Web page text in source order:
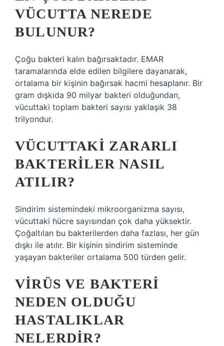
VÜCUTTA NEREDE
BULUNUR?
Çoğu bakteri kalın bağırsaktadır. EMAR
taramalarında elde edilen bilgilere dayanarak,
ortalama bir kişinin bağırsak hacmi hesaplanır. Bir
gram dışkıda 90 milyar bakteri olduğundan,
vücuttaki toplam bakteri sayısı yaklaşık 38
trilyondur.
VÜCUTTAKI ZARARLI
BAKTERILER NASIL
ATILIR?
Sindirim sistemindeki mikroorganizma sayısı,
vücuttaki hücre sayısından çok daha yüksektir.
Çoğaltılan bu bakterilerden daha fazlası, her gün
dışkı ile atılır. Bir kişinin sindirim sisteminde
yaşayan bakteriler ortalama 500 türden gelir.
VIRÜS VE BAKTERI
NEDEN OLDUĞU
HASTALIKLAR
NELERDIR?